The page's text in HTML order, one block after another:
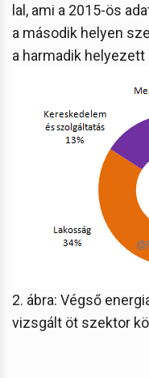
lal, ami a 2015-ös
a második helyen
a harmadik
2. ábra: Végső
vizsgált öt szektor